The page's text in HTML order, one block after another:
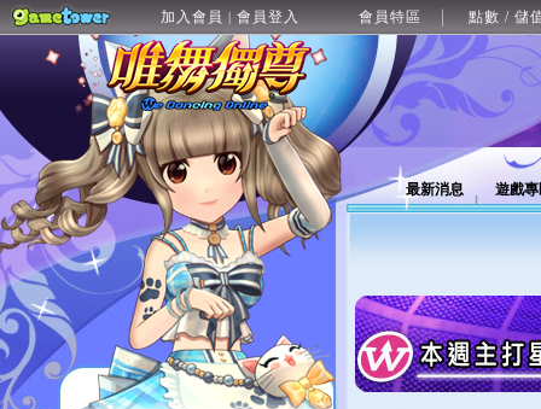
加入會員 | 會員登入 會員特區 點數 / 儲
最新消息 遊戲